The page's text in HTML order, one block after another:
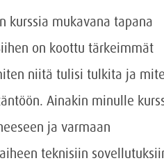
kurssia mukavana tapana
on koottu tärkeimmät
niitä tulisi tulkita ja
Ainakin minulle
ja varmaan
teknisiin